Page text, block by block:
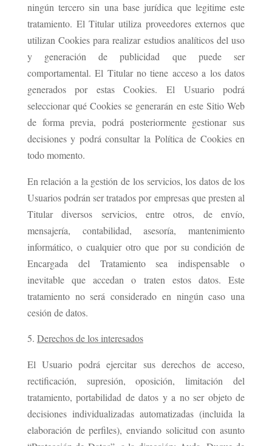
ningún tercero sin una base jurídica que legitime este
tratamiento. El Titular utiliza proveedores externos que
utilizan Cookies para realizar estudios analíticos del uso
y generación de publicidad que puede ser
comportamental. El Titular no tiene acceso a los datos
generados por estas Cookies. El Usuario podrá
seleccionar qué Cookies se generarán en este Sitio Web
de forma previa, podrá posteriormente gestionar sus
decisiones y podrá consultar la Política de Cookies en
todo momento.
En relación a la gestión de los servicios, los datos de los
Usuarios podrán ser tratados por empresas que presten al
Titular diversos servicios, entre otros, de envío,
mensajería, contabilidad, asesoría, mantenimiento
informático, o cualquier otro que por su condición de
Encargada del Tratamiento sea indispensable o
inevitable que accedan o traten estos datos. Este
tratamiento no será considerado en ningún caso una
cesión de datos.
Derechos de los interesados
El Usuario podrá ejercitar sus derechos de acceso,
rectificación, supresión, oposición, limitación del
tratamiento, portabilidad de datos y a no ser objeto de
decisiones individualizadas automatizadas (incluida la
elaboración de perfiles), enviando solicitud con asunto